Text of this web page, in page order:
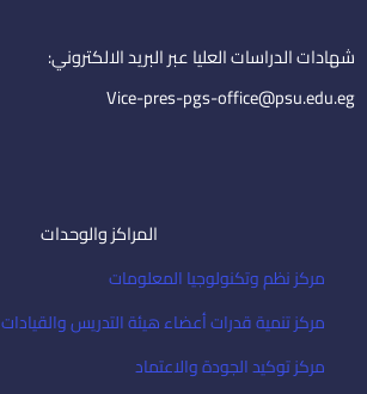
i
l
شهادات الدراسات العليا عبر البريد الالكتروني:
Vice-pres-pgs-office@psu.edu.eg
المراكز والوحدات
مركز نظم وتكنولوجيا المعلومات
مركز تنمية قدرات أعضاء هيئة التدريس والقيادات
مركز توكيد الجودة والاعتماد